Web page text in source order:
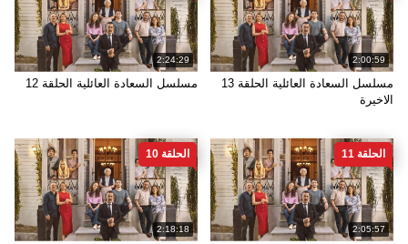
2:00:59
مسلسل السعادة العائلية الحلقة 13
الاخيرة
2:24:29
مسلسل السعادة العائلية الحلقة 12
2:05:57
الحلقة 11
2:18:18
الحلقة 10